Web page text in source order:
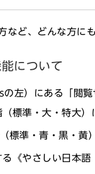
責・坂江渉）
など、どんな方に
について
左）にある「閲覧
標準・大・特大）
標準・青・黒・黄
《やさしい日本